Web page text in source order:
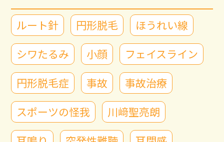
ルート針 円形脱毛
ほうれい線
シワたるみ
小顔
フェイスライン
円形脱毛症
事故
事故治療
スポーツの怪我
川﨑聖亮朗